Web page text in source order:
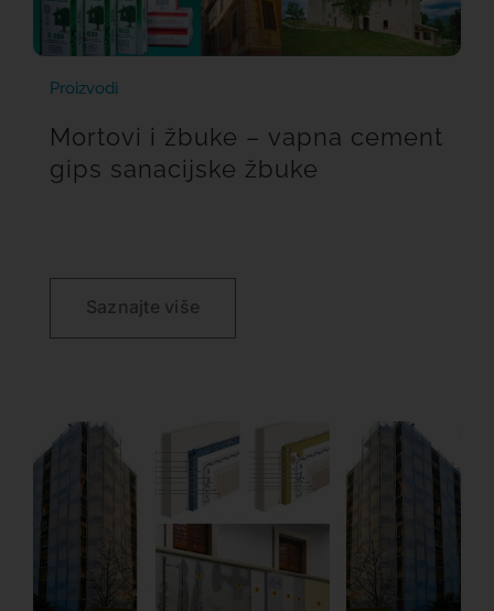
Proizvodi
Mortovi i žbuke – vapna cement
gips sanacijske žbuke
Saznajte više